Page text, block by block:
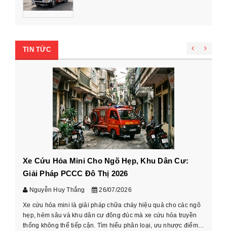
TIN TỨC
Xe Cứu Hỏa Mini Cho Ngõ Hẹp, Khu Dân Cư:
Giải Pháp PCCC Đô Thị 2026
Nguyễn Huy Thắng 26/07/2026
Xe cứu hỏa mini là giải pháp chữa cháy hiệu quả cho các ngõ
hẹp, hẻm sâu và khu dân cư đông đúc mà xe cứu hỏa truyền
thống không thể tiếp cận. Tìm hiểu phân loại, ưu nhược điểm